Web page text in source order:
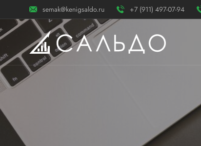
semak@kenigsaldo.ru +7 (911) 497-07-94